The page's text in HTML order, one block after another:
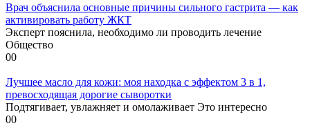
Врач объяснила основные причины сильного гастрита — как
активировать работу ЖКТ
Эксперт пояснила, необходимо ли проводить лечение
Общество
00
Лучшее масло для кожи: моя находка с эффектом 3 в 1,
превосходящая дорогие сыворотки
Подтягивает, увлажняет и омолаживает Это интересно
00